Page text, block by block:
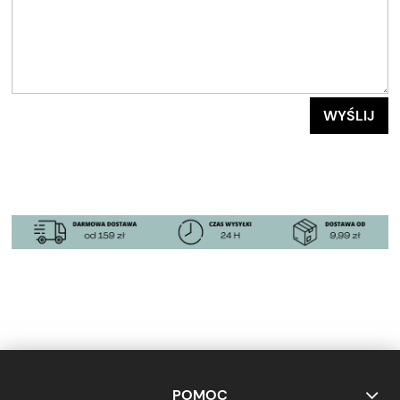
WYŚLIJ
POMOC